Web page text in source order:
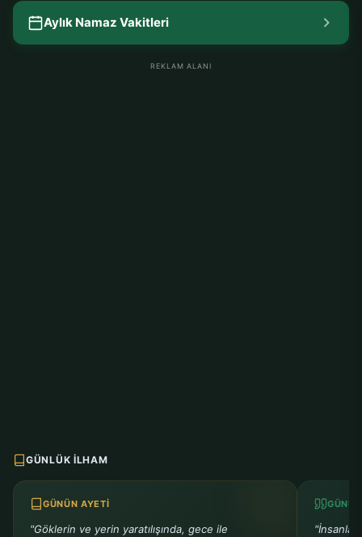
Aylık Namaz Vakitleri
REKLAM ALANI
GÜNLÜK İLHAM
GÜNÜN AYETI
"Göklerin ve yerin yaratılışında, gece ile